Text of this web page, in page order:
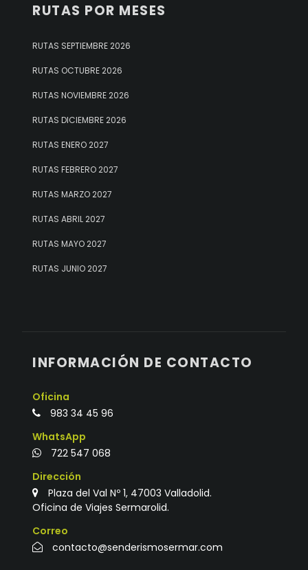
RUTAS POR MESES
RUTAS SEPTIEMBRE 2026
RUTAS OCTUBRE 2026
RUTAS NOVIEMBRE 2026
RUTAS DICIEMBRE 2026
RUTAS ENERO 2027
RUTAS FEBRERO 2027
RUTAS MARZO 2027
RUTAS ABRIL 2027
RUTAS MAYO 2027
RUTAS JUNIO 2027
INFORMACIÓN DE CONTACTO
Oficina
983 34 45 96
WhatsApp
722 547 068
Dirección
Plaza del Val Nº 1, 47003 Valladolid.
Oficina de Viajes Sermarolid.
Correo
contacto@senderismosermar.com